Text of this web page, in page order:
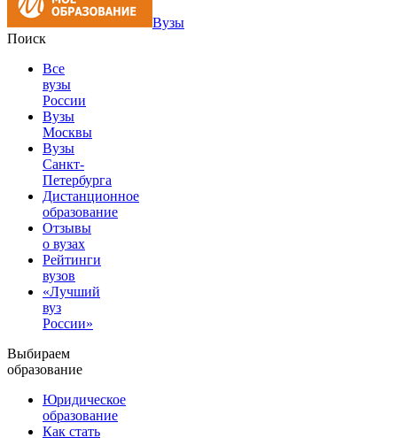
Вузы
Поиск
Все
вузы
России
Вузы
Москвы
Вузы
Санкт-
Петербурга
Дистанционное
образование
Отзывы
о вузах
Рейтинги
вузов
«Лучший
вуз
России»
Выбираем
образование
Юридическое
образование
Как стать